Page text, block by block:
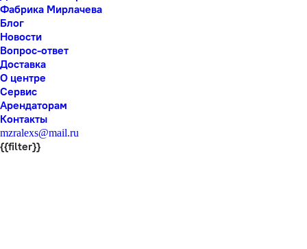
Фабрика Мирлачева
Блог
Новости
Вопрос-ответ
Доставка
О центре
Сервис
Арендаторам
Контакты
mzralexs@mail.ru
{{filter}}